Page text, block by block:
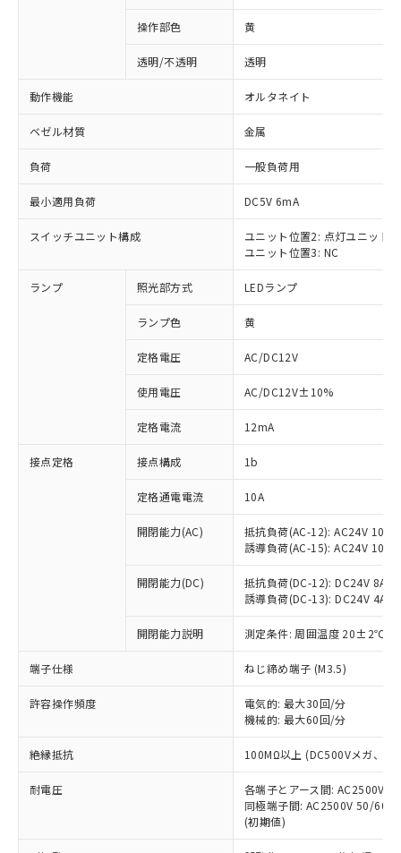
操作部色 黄
透明/不透明 透明
動作機能 オルタネイト
ベゼル材質 金属
負荷 一般負荷用
最小適用負荷 DC5V 6mA
スイッチユニット構成
ユニット位置2: 点灯ユニット
ユニット位置3: NC
ランプ 照光部方式 LEDランプ
ランプ色 黄
定格電圧 AC/DC12V
使用電圧 AC/DC12V±10%
定格電流 12mA
接点定格 接点構成 1b
定格通電電流 10A
開閉能力(AC)
抵抗負荷(AC-12): AC24V 10A/
誘導負荷(AC-15): AC24V
開閉能力(DC)
抵抗負荷(DC-12): DC24V 8A/
誘導負荷(DC-13): DC24V 4A/
開閉能力説明 測定条件: 周囲温度 20±2℃、
端子仕様 ねじ締め端子 (M3.5)
許容操作頻度
電気的: 最大30回/分
機械的: 最大60回/分
絶縁抵抗 100MΩ以上 (DC500Vメガ、点
耐電圧
各端子とアース間: AC2500V
同極端子間: AC2500V 50/
(初期値)
ご利用条件
以下の条件をお読みいただき、同意のうえ
ご利用ください。
本サービスは、当社制御機器事業取扱
商品の当社在庫状況および標準価格
(税抜)を提供させていただくもので
当社制御機器事業取扱商品の中には、
本サービスの対象外となる商品もある
ことをご了承ください。
在庫状況および標準価格照会結果は、
記載している更新日時点での社内デー
タに基づき作成されるものであり、閲
覧された時点での実際の在庫および標
準価格とは異なる場合があることをご
※1 対応状況
対応済み：EU RoHS指令（10物質）の
非含有に対応した製品が提供可能な商品で
対応予定：EU RoHS指令（10物質）の非含
有に対応した製品に切り替える予定のある
対応予定なし：EU RoHS指令（10物質）の
非含有に非対応の商品で、対応品を出す予
定はありません。
調査・確認中：EU RoHS指令（10物質）の
非含有の対応状況を調査中または確認中の
非該当品：ライセンス料など無形物で、有
害物質有無と関係のない商品です。
仕入先様の事情により、非含有部品として
いたものが、含有品と判明した場合などや
むを得ず変更することがあります。
鉛(Pb) 1000ppm以下、 水銀(Hg) 1000ppm以下、 カド
六価クロム(Cr(Ⅵ)) 1000ppm以下、ポリ臭化ビフェニル
類(PBB) 1000ppm以下、ポリ臭化ジフェニルエーテル類
(PBDE) 1000ppm以下、フタル酸ビス(2-エチルヘキシ
※1 中国RoHS○×表
「○」：最大均質材料含有率が中国RoHSの
基準値以下であることを示します。
「×」：最大均質材料含有率が中国RoHSの
基準値を超えていることを示します。
「－」：未確認です。当社販売部門へお問
い合わせください。
*中国RoHS10物質の基準値 (GB/T26572)：
Pb(鉛) :1000ppm、 Hg(水銀) : 1000ppm、 Cd(カドミウ
Cr(Ⅵ)(六価クロム) : 1000ppm、 PBBs(ポリ臭化ビフェ
当社は、これら貴社製品のうち、外国
為替および外国貿易法に定める商品
（以下｢規制貨物等」という）を輸出
国政府の輸出許可(または役務取引許
可)を取得するなどの必要な手続きを